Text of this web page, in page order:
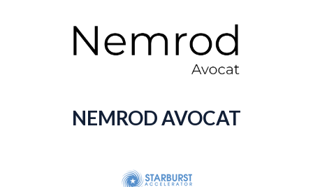
NEMROD AVOCAT